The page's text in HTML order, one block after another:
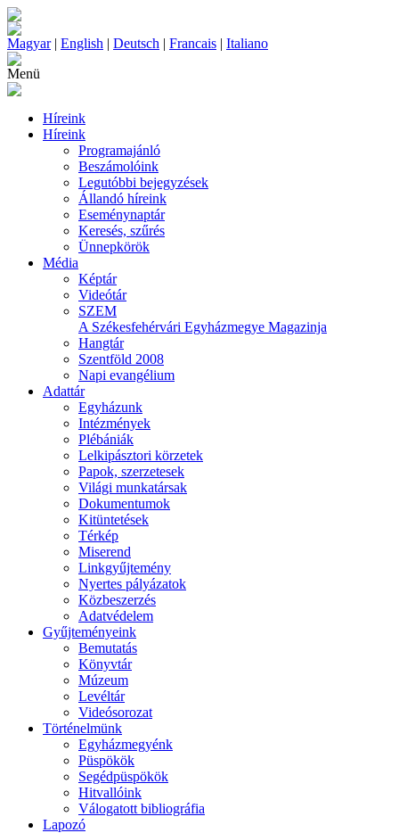
Magyar| English | Deutsch | Francais | Italiano
Menü
Híreink
Híreink
Programajánló
Beszámolóink
Legutóbbi bejegyzések
Állandó híreink
Eseménynaptár
Keresés, szűrés
Ünnepkörök
Média
Képtár
Videótár
SZEM
A Székesfehérvári Egyházmegye Magazinja
Hangtár
Szentföld 2008
Napi evangélium
Adattár
Egyházunk
Intézmények
Plébániák
Lelkipásztori körzetek
Papok, szerzetesek
Világi munkatársak
Dokumentumok
Kitüntetések
Térkép
Miserend
Linkgyűjtemény
Nyertes pályázatok
Közbeszerzés
Adatvédelem
Gyűjteményeink
Bemutatás
Könyvtár
Múzeum
Levéltár
Videósorozat
Történelmünk
Egyházmegyénk
Püspökök
Segédpüspökök
Hitvallóink
Válogatott bibliográfia
Lapozó